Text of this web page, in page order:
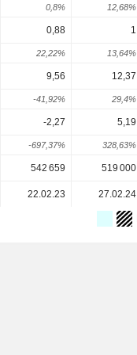
0,8% 12,68%
0,88 1
22,22% 13,64%
9,56 12,37
-41,92% 29,4%
-2,27 5,19
-697,37% 328,63%
542 659 519 000
22.02.23 27.02.24